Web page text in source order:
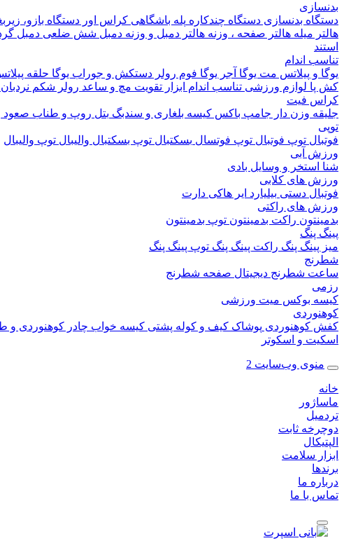
بدنسازی
دستگاه بدنسازی دستگاه چندکاره پله باشگاهی کراس اور دستگاه بازو،
هالتر میله هالتر صفحه ، وزنه هالتر دمبل و وزنه دمبل شش ضلعی دمبل
استند
تناسب اندام
یوگا و پیلاتس مت یوگا آجر یوگا فوم رولر دستکش و جوراب یوگا حلقه
کش پا لوازم ورزشی تناسب اندام ابزار تقویت مچ و ساعد رولر شکم
کراس فیت
جلیقه وزن دار جامپ باکس کیسه بلغاری و سندبگ بتل روپ و طناب صعود
توپی
فوتبال توپ فوتبال توپ فوتسال بسکتبال توپ بسکتبال والیبال توپ والیبال
ورزش آبی
شنا استخر و وسایل بادی
ورزش های کلابی
فوتبال دستی بیلیارد ایر هاکی دارت
ورزش های راکتی
بدمینتون راکت بدمینتون توپ بدمینتون
پینگ پنگ
میز پینگ پنگ راکت پینگ پنگ توپ پینگ پنگ
شطرنج
ساعت شطرنج دیجیتال صفحه شطرنج
رزمی
کیسه بوکس میت ورزشی
کوهنوردی
کفش کوهنوردی پوشاک کیف و کوله پشتی کیسه خواب چادر کوهنوردی و
اسکیت و اسکوتر
منوی وب‌سایت 2
خانه
ماساژور
تردمیل
دوچرخه ثابت
الپتیکال
ابزار سلامت
برندها
درباره ما
تماس با ما